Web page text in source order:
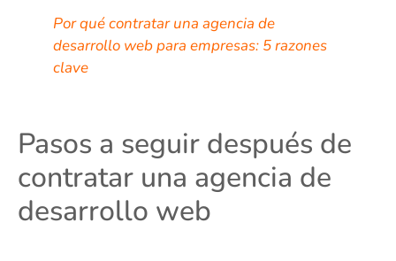
Por qué contratar una agencia de
desarrollo web para empresas: 5 razones
clave
Pasos a seguir después de
contratar una agencia de
desarrollo web